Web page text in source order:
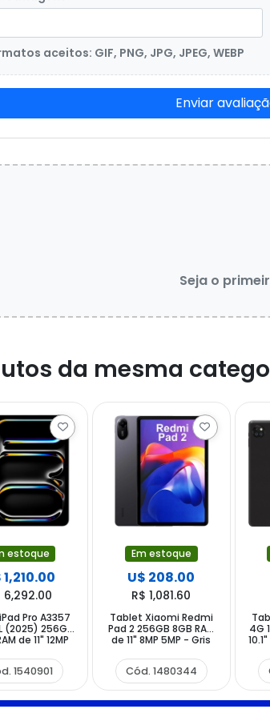
aceitos: GIF, PNG, JPG, JPEG, WEBP
Enviar
Seja o
da mesma
estoque
1,210.00
6,292.00
Pro A3357
(2025) 256GB
de 11" 12MP
1540901
Em estoque
U$ 208.00
R$ 1,081.60
Tablet Xiaomi Redmi
Pad 2 256GB 8GB RAM
de 11" 8MP 5MP - Gris
Cód. 1480344
4G